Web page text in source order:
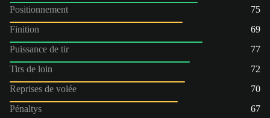
Positionnement
75
Finition
69
Puissance de tir
77
Tirs de loin
72
Reprises de volée
70
Pénaltys
67